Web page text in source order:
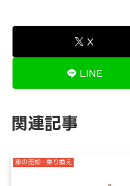
X
LINE
関連記事
車の売却・乗り換え